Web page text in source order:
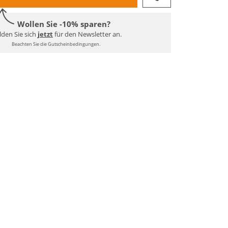
Wollen Sie -10% sparen?
Sie sich jetztfür den Newsletter an.
Beachten Sie die Gutscheinbedingungen.